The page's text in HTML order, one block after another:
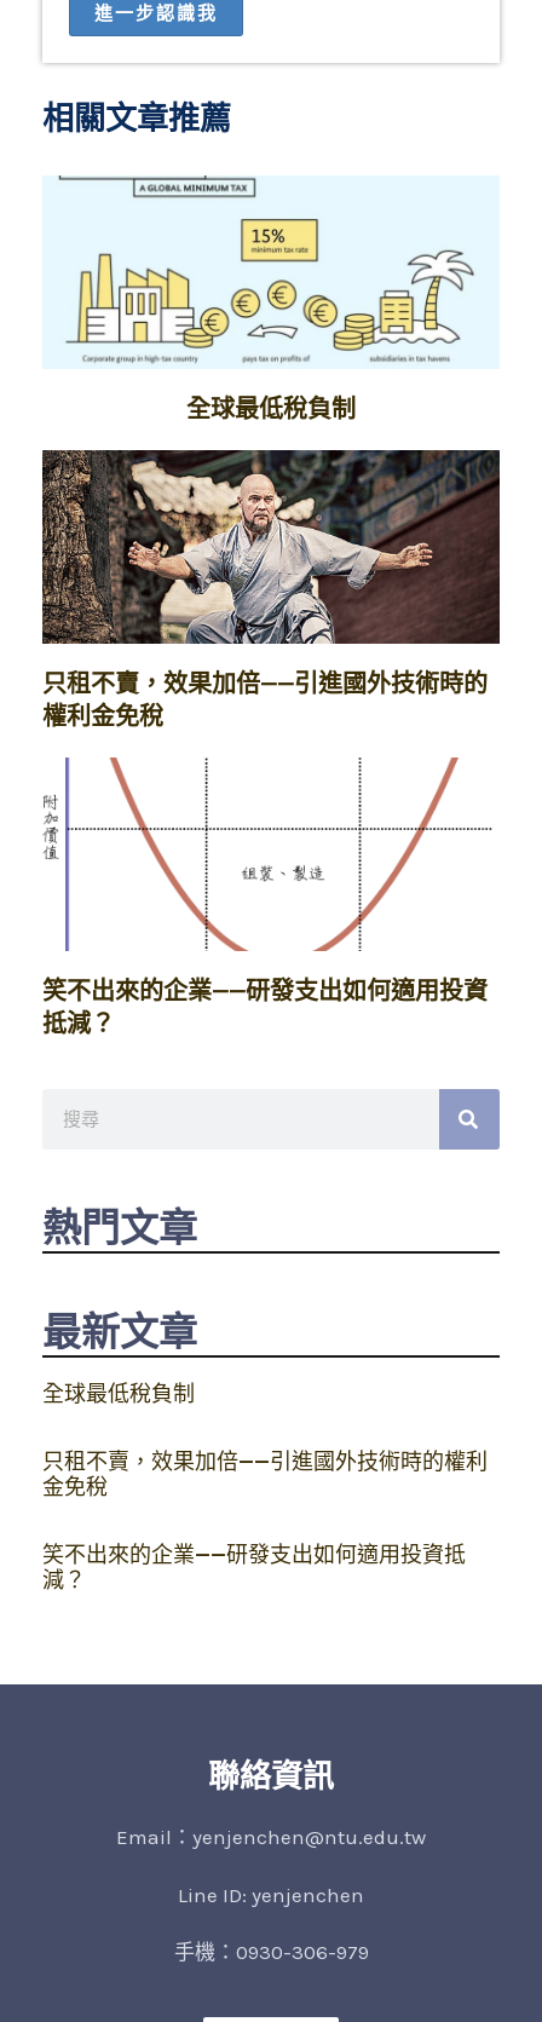
進一步認識我
相關文章推薦
全球最低稅負制
只租不賣，效果加倍——引進國外技術時的
權利金免稅
笑不出來的企業——研發支出如何適用投資
抵減？
熱門文章
最新文章
全球最低稅負制
只租不賣，效果加倍——引進國外技術時的權利
金免稅
笑不出來的企業——研發支出如何適用投資抵
減？
聯絡資訊
Email：yenjenchen@ntu.edu.tw
Line ID: yenjenchen
手機：0930-306-979